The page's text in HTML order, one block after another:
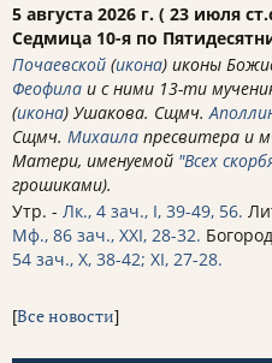
5 августа 2026 г. ( 23 июля
Седмица 10-я по
Почаевской (икона) иконы
Феофила и с ними 13-ти
(икона) Ушакова. Сщмч.
Сщмч. Михаила пресвитера и
Матери, именуемой "Всех
грошиками).
Утр. - Лк., 4 зач., I, 39-49, 56.
Мф., 86 зач., XXI, 28-32.
54 зач., X, 38-42; XI, 27-28.
[Все новости]